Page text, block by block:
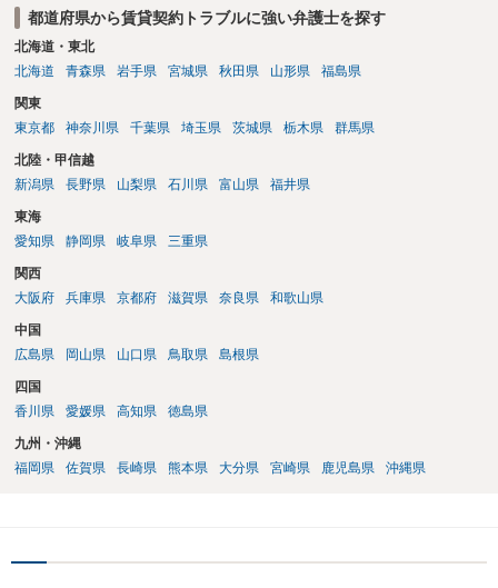
れます。 建物が未登記であること自体は、賃貸借契約の有効性を直ち
に否定するものではなく、引渡しがされていれば賃貸借の効力は原則
有効とされています。 今後の交渉では、①現在は普通借家契約が継続
（誰が所有者で誰が実際に住む予定か等）を具体的に書面で説明して
ほしいこと、③自分たちの居住継続の必要性を丁寧に伝えること、を
基本方針としたうえで、仮に一定時期の退去を検討する場合には、立
成することが重要です。 契約書では、更新条項・解除条項・期間の定
め・定期借家に関する記載の有無、これまでの更新時の合意内容
（「今回で最後」などの文言）が、借主不利な特約として無効になり
容を十分に確認し、不明点は弁護士に相談することをおすすめしま
す。
都道府県から賃貸契約トラブルに強い弁護士を探す
北海道・東北
北海道
青森県 岩手県 宮城県 秋田県 山形県 福島県
関東
東京都
神奈川県 千葉県 埼玉県 茨城県 栃木県 群馬県
北陸・甲信越
新潟県
長野県 山梨県 石川県 富山県 福井県
東海
愛知県
静岡県 岐阜県 三重県
関西
大阪府
兵庫県 京都府 滋賀県 奈良県 和歌山県
中国
広島県
岡山県 山口県 鳥取県 島根県
四国
香川県
愛媛県 高知県 徳島県
九州・沖縄
福岡県
佐賀県 長崎県 熊本県 大分県 宮崎県 鹿児島県 沖縄県